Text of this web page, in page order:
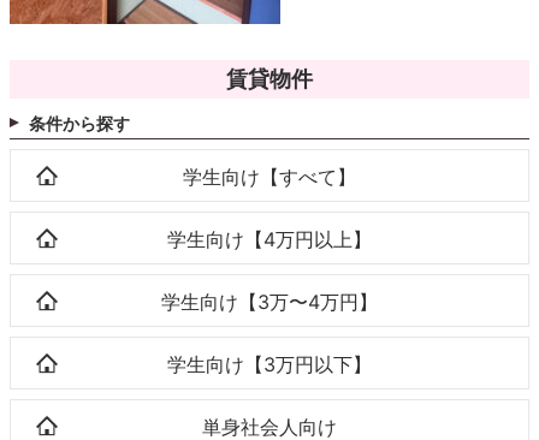
賃貸物件
条件から探す
学生向け【すべて】
学生向け【4万円以上】
学生向け【3万〜4万円】
学生向け【3万円以下】
単身社会人向け